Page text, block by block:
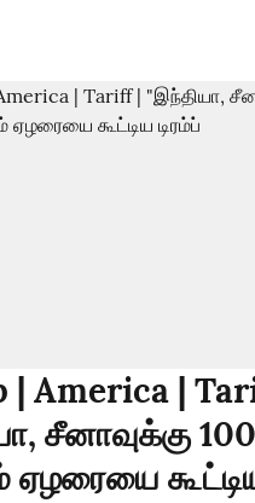
| America |
சீனாவுக்கு
கூட்டிய